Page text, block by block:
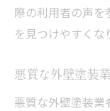
際の利用者の声
を見つけやすくな
悪質な外壁塗装
悪質な外壁塗装業